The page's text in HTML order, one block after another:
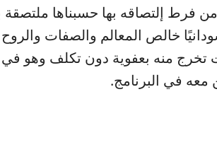
فرط إلتصاقه بها حسبناها ملتصقة
خالص المعالم والصفات
تخرج منه بعفوية دون تكلف وهو في
معه في البرنامج.